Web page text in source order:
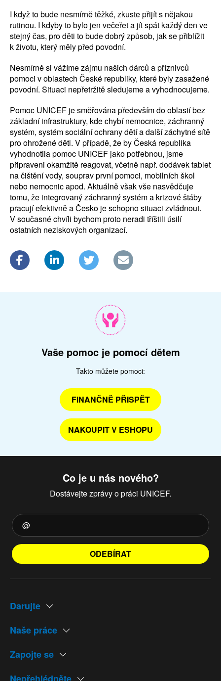
I když to bude nesmírně těžké, zkuste přijít s nějakou
rutinou. I kdyby to bylo jen večeřet a jít spát každý den ve
stejný čas, pro děti to bude dobrý způsob, jak se přiblížit
k životu, který měly před povodní.
Nesmírně si vážíme zájmu našich dárců a příznivců
pomoci v oblastech České republiky, které byly zasažené
povodní. Situaci nepřetržitě sledujeme a vyhodnocujeme.
Pomoc UNICEF je směřována především do oblastí bez
základní infrastruktury, kde chybí nemocnice, záchranný
systém, systém sociální ochrany dětí a další záchytné sítě
pro ohrožené děti. V případě, že by Česká republika
vyhodnotila pomoc UNICEF jako potřebnou, jsme
připraveni okamžitě reagovat, včetně např. dodávek tablet
na čištění vody, souprav první pomoci, mobilních škol
nebo nemocnic apod. Aktuálně však vše nasvědčuje
tomu, že integrovaný záchranný systém a krizové štáby
pracují efektivně a Česko je schopno situaci zvládnout.
V současné chvíli bychom proto neradi tříštili úsilí
ostatních neziskových organizací.
Vaše pomoc je pomocí dětem
Takto můžete pomoci:
FINANČNĚ PŘISPĚT
NAKOUPIT V ESHOPU
Co je u nás nového?
Dostávejte zprávy o práci UNICEF.
ODEBÍRAT
Darujte
Naše práce
Zapojte se